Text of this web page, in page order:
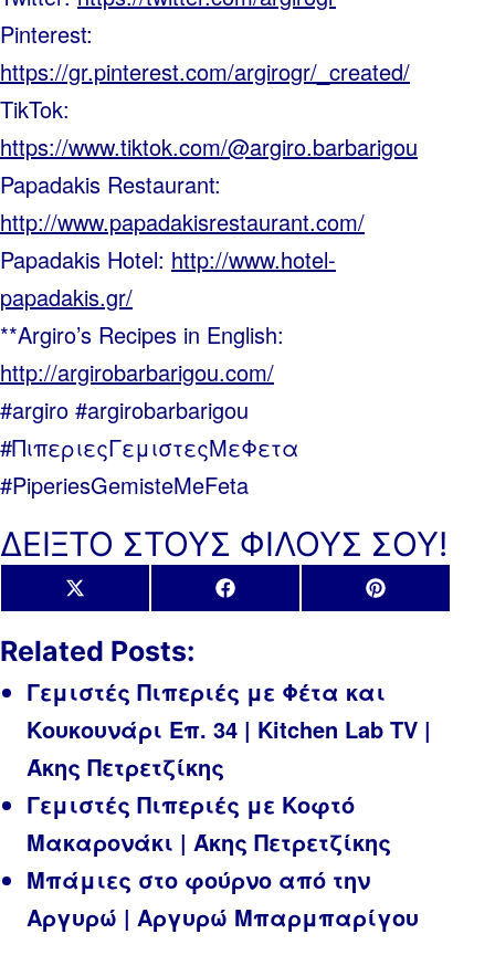
Pinterest:
https://gr.pinterest.com/argirogr/_created/
TikTok:
https://www.tiktok.com/@argiro.barbarigou
Papadakis Restaurant:
http://www.papadakisrestaurant.com/
Papadakis Hotel: http://www.hotel-
papadakis.gr/
**Argiro’s Recipes in English:
http://argirobarbarigou.com/
#argiro #argirobarbarigou
#ΠιπεριεςΓεμιστεςΜεΦετα
#PiperiesGemisteMeFeta
ΔΕΙΞΤΟ ΣΤΟΥΣ ΦΙΛΟΥΣ ΣΟΥ!
Share
on
X
(Twitter)
Share
on
Facebook
Share
on
Pinterest
Related Posts:
Γεμιστές Πιπεριές με Φέτα και
Κουκουνάρι Επ. 34 | Kitchen Lab TV |
Άκης Πετρετζίκης
Γεμιστές Πιπεριές με Κοφτό
Μακαρονάκι | Άκης Πετρετζίκης
Μπάμιες στο φούρνο από την
Αργυρώ | Αργυρώ Μπαρμπαρίγου